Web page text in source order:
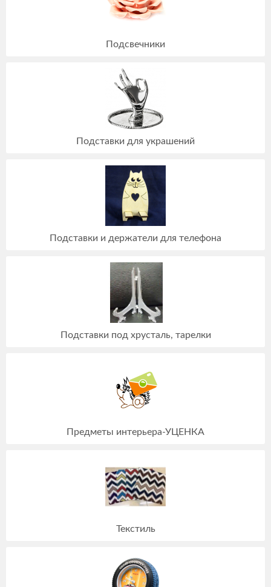
Подсвечники
Подставки для украшений
Подставки и держатели для телефона
Подставки под хрусталь, тарелки
Предметы интерьера-УЦЕНКА
Текстиль